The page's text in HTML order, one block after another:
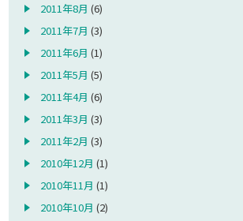
2011年8月 (6)
2011年7月 (3)
2011年6月 (1)
2011年5月 (5)
2011年4月 (6)
2011年3月 (3)
2011年2月 (3)
2010年12月 (1)
2010年11月 (1)
2010年10月 (2)